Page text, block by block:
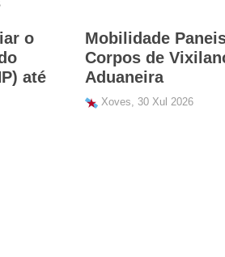
o
até
Mobilidade
Corpos de
Aduaneira
Xoves, 30 Xul 2026